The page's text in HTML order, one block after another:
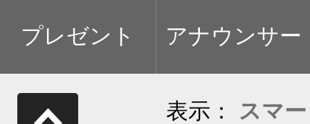
プレゼント アナウンサー
表示： スマ